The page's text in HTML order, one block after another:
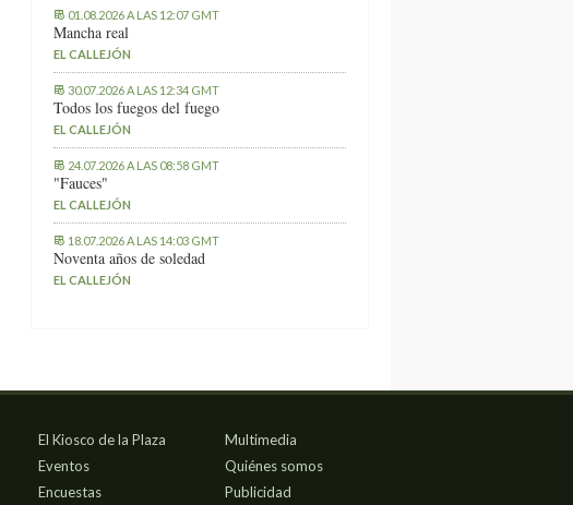
01.08.2026 A LAS 12:07 GMT
Mancha real
EL CALLEJÓN
30.07.2026 A LAS 12:34 GMT
Todos los fuegos del fuego
EL CALLEJÓN
24.07.2026 A LAS 08:58 GMT
"Fauces"
EL CALLEJÓN
18.07.2026 A LAS 14:03 GMT
Noventa años de soledad
EL CALLEJÓN
El Kiosco de la Plaza
Eventos
Encuestas
Multimedia
Quiénes somos
Publicidad